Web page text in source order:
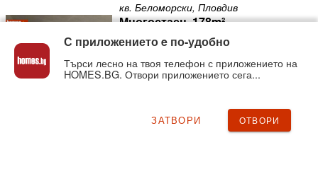
кв. Беломорски, Пловдив
Многостаен, 178m²
222,417EUR
EUR/m²
435,009.84BGN
С приложението e по-удобно
Търси лесно на твоя телефон с приложението на
HOMES.BG. Отвори приложението сега...
ЗАТВОРИ ОТВОРИ